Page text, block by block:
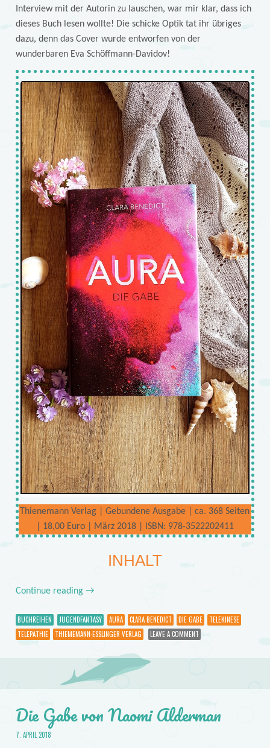
Interview mit der Autorin zu lauschen, war mir klar, dass ich
dieses Buch lesen wollte! Die schicke Optik tat ihr übriges
dazu, denn das Cover wurde entworfen von der
wunderbaren Eva Schöffmann-Davidov!
Thienemann Verlag | Gebundene Ausgabe | ca. 368 Seiten
| 18,00 Euro | März 2018 | ISBN: 978-3522202411
INHALT
Continue reading →
BUCHREIHEN JUGENDFANTASY AURA CLARA BENEDICT DIE GABE
TELEKINESE
TELEPATHIE
THIEMEMANN-ESSLINGER VERLAG LEAVE A COMMENT
Die Gabe von Naomi Alderman
7. APRIL 2018